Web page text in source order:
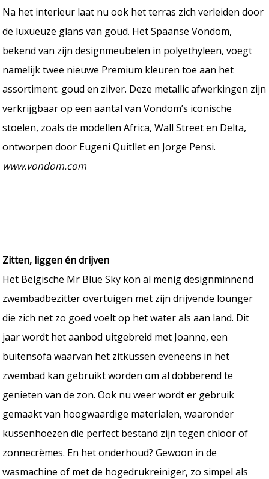
Na het interieur laat nu ook het terras zich verleiden door
de luxueuze glans van goud. Het Spaanse Vondom,
bekend van zijn designmeubelen in polyethyleen, voegt
namelijk twee nieuwe Premium kleuren toe aan het
assortiment: goud en zilver. Deze metallic afwerkingen zijn
verkrijgbaar op een aantal van Vondom’s iconische
stoelen, zoals de modellen Africa, Wall Street en Delta,
ontworpen door Eugeni Quitllet en Jorge Pensi.
www.vondom.com
Zitten, liggen én drijven
Het Belgische Mr Blue Sky kon al menig designminnend
zwembadbezitter overtuigen met zijn drijvende lounger
die zich net zo goed voelt op het water als aan land. Dit
jaar wordt het aanbod uitgebreid met Joanne, een
buitensofa waarvan het zitkussen eveneens in het
zwembad kan gebruikt worden om al dobberend te
genieten van de zon. Ook nu weer wordt er gebruik
gemaakt van hoogwaardige materialen, waaronder
kussenhoezen die perfect bestand zijn tegen chloor of
zonnecrèmes. En het onderhoud? Gewoon in de
wasmachine of met de hogedrukreiniger, zo simpel als